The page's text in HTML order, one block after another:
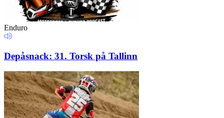
Enduro
Depåsnack: 31. Torsk på Tallinn